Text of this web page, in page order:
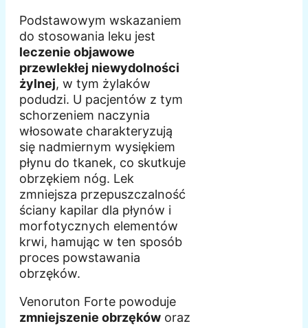
Podstawowym wskazaniem
do stosowania leku jest
leczenie objawowe
przewlekłej niewydolności
żylnej, w tym żylaków
podudzi. U pacjentów z tym
schorzeniem naczynia
włosowate charakteryzują
się nadmiernym wysiękiem
płynu do tkanek, co skutkuje
obrzękiem nóg. Lek
zmniejsza przepuszczalność
ściany kapilar dla płynów i
morfotycznych elementów
krwi, hamując w ten sposób
proces powstawania
obrzęków.
Venoruton Forte powoduje
zmniejszenie obrzęków oraz